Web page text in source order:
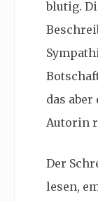
blutig.
das
Autorin
Der
lesen,